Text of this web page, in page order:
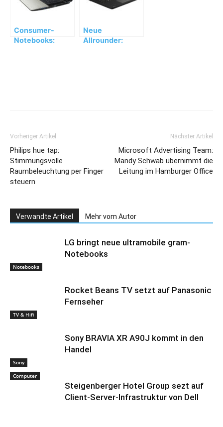
Consumer-
Notebooks:
Neue
Allrounder:
Vorheriger Artikel
Philips hue tap:
Stimmungsvolle
Raumbeleuchtung per Finger
steuern
Nächster Artikel
Microsoft Advertising Team:
Mandy Schwab übernimmt die
Leitung im Hamburger Office
Verwandte Artikel Mehr vom Autor
Notebooks
LG bringt neue ultramobile gram-
Notebooks
TV & Hifi
Rocket Beans TV setzt auf Panasonic
Fernseher
Sony
Sony BRAVIA XR A90J kommt in den
Handel
Computer
Steigenberger Hotel Group sezt auf
Client-Server-Infrastruktur von Dell